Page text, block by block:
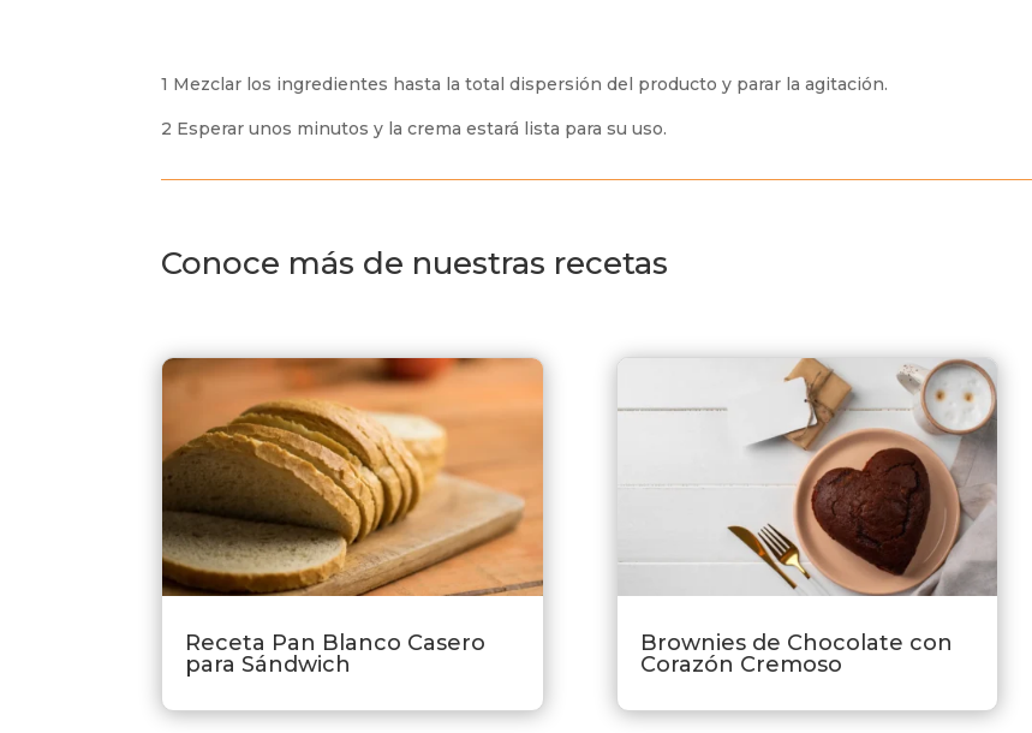
1 Mezclar los ingredientes hasta la total dispersión del producto y parar la agitación.
2 Esperar unos minutos y la crema estará lista para su uso.
Conoce más de nuestras recetas
Receta Pan Blanco Casero
para Sándwich
Brownies de Chocolate con
Corazón Cremoso